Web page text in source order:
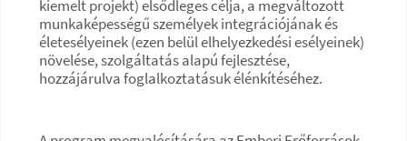
kiemelt projekt) elsődleges célja, a megváltozott
munkaképességű személyek integrációjának és
életesélyeinek (ezen belül elhelyezkedési esélyeinek)
növelése, szolgáltatás alapú fejlesztése,
hozzájárulva foglalkoztatásuk élénkítéséhez.